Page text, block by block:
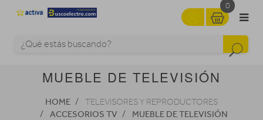
0
MUEBLE DE TELEVISIÓN
HOME TELEVISORES Y REPRODUCTORES
ACCESORIOS TV MUEBLE DE TELEVISIÓN